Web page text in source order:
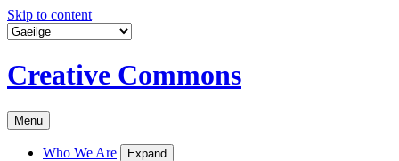
Skip to content
Creative Commons
Menu
Who We Are Expand